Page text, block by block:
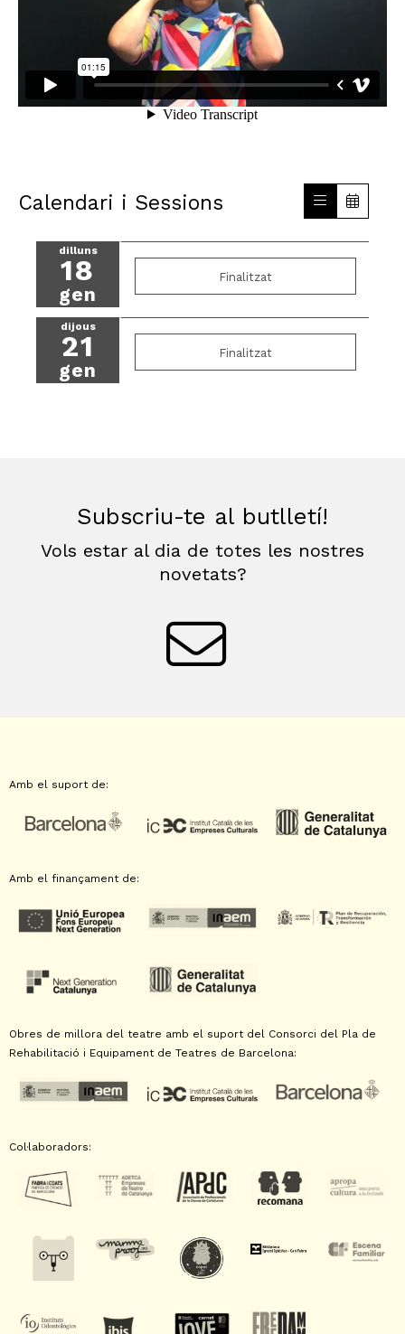
Calendari i Sessions
dilluns
18
gen
Finalitzat
dijous
21
gen
Finalitzat
Subscriu-te al butlletí!
Vols estar al dia de totes les nostres
novetats?
Amb el suport de:
Amb el finançament de:
Obres de millora del teatre amb el suport del Consorci del Pla de
Rehabilitació i Equipament de Teatres de Barcelona:
Col·laboradors: